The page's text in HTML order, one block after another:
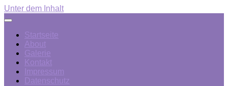
Unter dem Inhalt
Startseite
About
Galerie
Kontakt
Impressum
Datenschutz